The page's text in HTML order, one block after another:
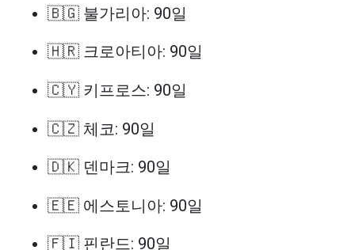
🇧🇬 불가리아: 90일
🇭🇷 크로아티아: 90일
🇨🇾 키프로스: 90일
🇨🇿 체코: 90일
🇩🇰 덴마크: 90일
🇪🇪 에스토니아: 90일
🇫🇮 핀란드: 90일